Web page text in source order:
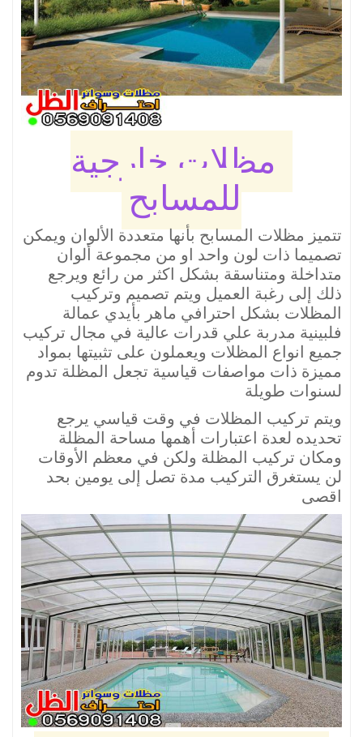
مظلات خارجية
للمسابح
تتميز مظلات المسابح بأنها متعددة الألوان ويمكن
تصميما ذات لون واحد او من مجموعة ألوان
متداخلة ومتناسقة بشكل اكثر من رائع ويرجع
ذلك إلى رغبة العميل ويتم تصميم وتركيب
المظلات بشكل احترافي ماهر بأيدي عمالة
فلبينية مدربة علي قدرات عالية في مجال تركيب
جميع انواع المظلات ويعملون على تثبيتها بمواد
مميزة ذات مواصفات قياسية تجعل المظلة تدوم
لسنوات طويلة
ويتم تركيب المظلات في وقت قياسي يرجع
تحديده لعدة اعتبارات أهمها مساحة المظلة
ومكان تركيب المظلة ولكن في معظم الأوقات
لن يستغرق التركيب مدة تصل إلى يومين بحد
اقصى